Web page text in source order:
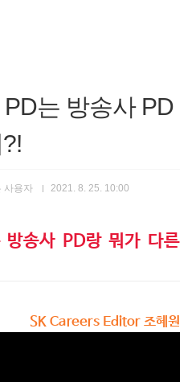
는 방송사 PD
사용자 2021. 8. 25. 10:00
방송사 PD랑 뭐가 다른
SK Careers Editor 조혜원